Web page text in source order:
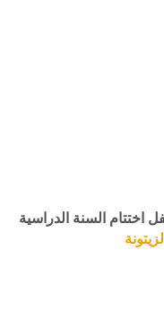
اختتام السنة الدراسية